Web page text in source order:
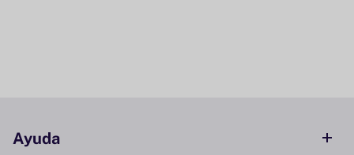
Ayuda